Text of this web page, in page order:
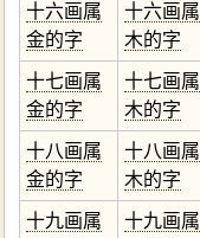
十六画属
金的字
十六画属
木的字
十七画属
金的字
十七画属
木的字
十八画属
金的字
十八画属
木的字
十九画属
十九画属